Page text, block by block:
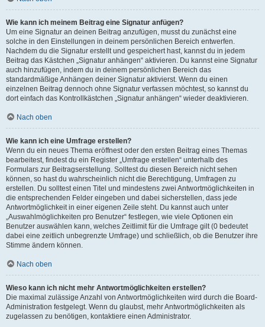
Wie kann ich meinem Beitrag eine Signatur anfügen?
Um eine Signatur an deinen Beitrag anzufügen, musst du zunächst eine
solche in den Einstellungen in deinem persönlichen Bereich entwerfen.
Nachdem du die Signatur erstellt und gespeichert hast, kannst du in jedem
Beitrag das Kästchen „Signatur anhängen“ aktivieren. Du kannst eine Signatur
auch hinzufügen, indem du in deinem persönlichen Bereich das
standardmäßige Anhängen deiner Signatur aktivierst. Wenn du einen
einzelnen Beitrag dennoch ohne Signatur verfassen möchtest, so kannst du
dort einfach das Kontrollkästchen „Signatur anhängen“ wieder deaktivieren.
Nach oben
Wie kann ich eine Umfrage erstellen?
Wenn du ein neues Thema eröffnest oder den ersten Beitrag eines Themas
bearbeitest, findest du ein Register „Umfrage erstellen“ unterhalb des
Formulars zur Beitragserstellung. Solltest du diesen Bereich nicht sehen
können, so hast du wahrscheinlich nicht die Berechtigung, Umfragen zu
erstellen. Du solltest einen Titel und mindestens zwei Antwortmöglichkeiten in
die entsprechenden Felder eingeben und dabei sicherstellen, dass jede
Antwortmöglichkeit in einer eigenen Zeile steht. Du kannst auch unter
„Auswahlmöglichkeiten pro Benutzer“ festlegen, wie viele Optionen ein
Benutzer auswählen kann, welches Zeitlimit für die Umfrage gilt (0 bedeutet
dabei eine zeitlich unbegrenzte Umfrage) und schließlich, ob die Benutzer ihre
Stimme ändern können.
Nach oben
Wieso kann ich nicht mehr Antwortmöglichkeiten erstellen?
Die maximal zulässige Anzahl von Antwortmöglichkeiten wird durch die Board-
Administration festgelegt. Wenn du glaubst, mehr Antwortmöglichkeiten als
zugelassen zu benötigen, kontaktiere einen Administrator.